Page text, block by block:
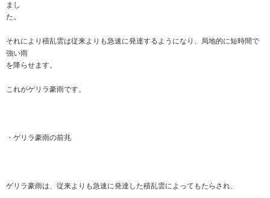
まし
た。
それにより積乱雲は従来よりも急速に発達するようになり、局地的に短時間で
強い雨
を降らせます。
これがゲリラ豪雨です。
・ゲリラ豪雨の前兆
ゲリラ豪雨は、従来よりも急速に発達した積乱雲によってもたらされ、